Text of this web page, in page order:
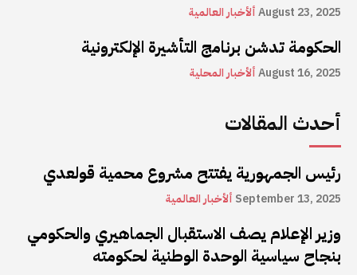
ألأخبار العالميةAugust 23, 2025
الحكومة تدشن برنامج التأشيرة الإلكترونية
ألأخبار المحليةAugust 16, 2025
أحدث المقالات
رئيس الجمهورية يفتتح مشروع محمية قولعدي
ألأخبار العالمية September 13, 2025
وزير الإعلام يصف الاستقبال الجماهيري والحكومي
بنجاح سياسية الوحدة الوطنية لحكومته